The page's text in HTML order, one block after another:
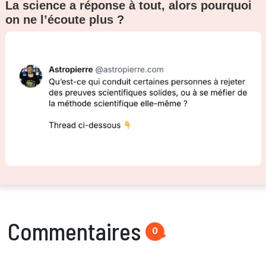
La science a réponse à tout, alors pourquoi
on ne l’écoute plus ?
Commentaires 0